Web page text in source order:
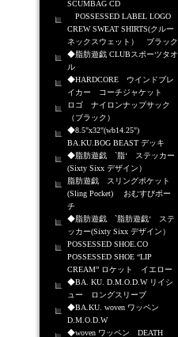
SCUMBAG CD
POSSESSED LABEL LOGO
CREW SWEAT SHIRTS(クルー
ネックスウェット） ブラック
◆脂肪遊戯 CLUBスポーツタオ
ル
◆HARDCORE ウインドブレ
イカー コーチジャケット
ロゴ ナイロンナップサック
（ブラック）
◆8.5"x32"(wb14.25")
BA.KU.BOG BEAST デッキ
◆脂肪遊戯 `脂‘ ステッカー
(Sixty Sixx デザイン）
脂肪遊戯 スリングポケット
(Sling Pocket) おむすびポー
チ
◆脂肪遊戯 `脂肪遊戯‘ ステ
ッカー(Sixty Sixx デザイン）
POSSESSED SHOE.CO
POSSESSED SHOE “LIP
CREAM” ロケット イエロー
◆BA. KU. D.M.O.D.W リイシ
ュー ロングスリーブ
◆BA.KU. woven ワッペン
D.M.O.D.W
◆woven ワッペン DEATH